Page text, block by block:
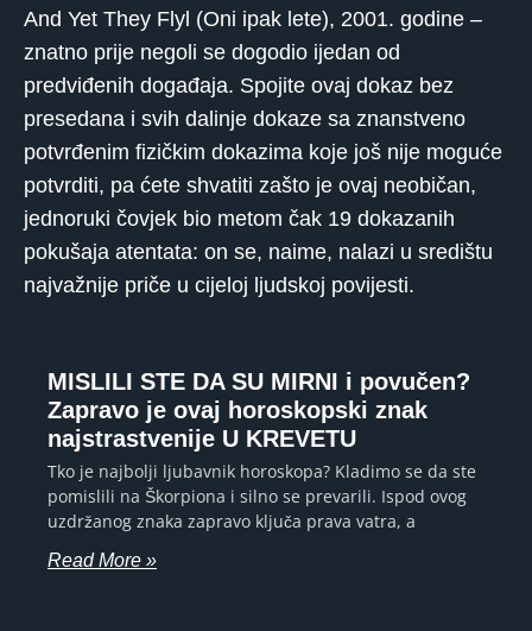
And Yet They Flyl (Oni ipak lete), 2001. godine –
znatno prije negoli se dogodio ijedan od
predviđenih događaja. Spojite ovaj dokaz bez
presedana i svih dalinje dokaze sa znanstveno
potvrđenim fizičkim dokazima koje još nije moguće
potvrditi, pa ćete shvatiti zašto je ovaj neobičan,
jednoruki čovjek bio metom čak 19 dokazanih
pokušaja atentata: on se, naime, nalazi u središtu
najvažnije priče u cijeloj ljudskoj povijesti.
MISLILI STE DA SU MIRNI i povučen?
Zapravo je ovaj horoskopski znak
najstrastvenije U KREVETU
Tko je najbolji ljubavnik horoskopa? Kladimo se da ste
pomislili na Škorpiona i silno se prevarili. Ispod ovog
uzdržanog znaka zapravo ključa prava vatra, a
Read More »